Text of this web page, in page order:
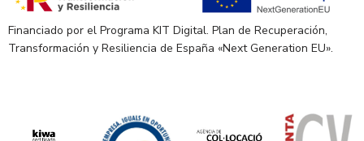
Financiado por el Programa KIT Digital. Plan de Recuperación,
Transformación y Resiliencia de España «Next Generation EU».